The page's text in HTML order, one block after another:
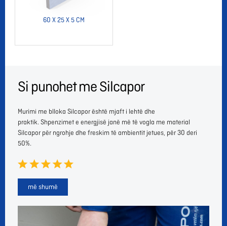
60 X 25 X 5 CM
Si punohet me Silcapor
Murimi me blloka Silcapor është mjaft i lehtë dhe
praktik. Shpenzimet e energjisë janë më të vogla me material
Silcapor për ngrohje dhe freskim të ambientit jetues, për 30 deri
50%.
më shumë